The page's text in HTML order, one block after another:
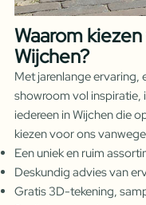
Waarom
Wijchen?
Met jarenlange ervaring,
showroom vol inspiratie,
iedereen in Wijchen die
kiezen voor ons
Een uniek en ruim
Deskundig advies van
Gratis 3D-tekening,